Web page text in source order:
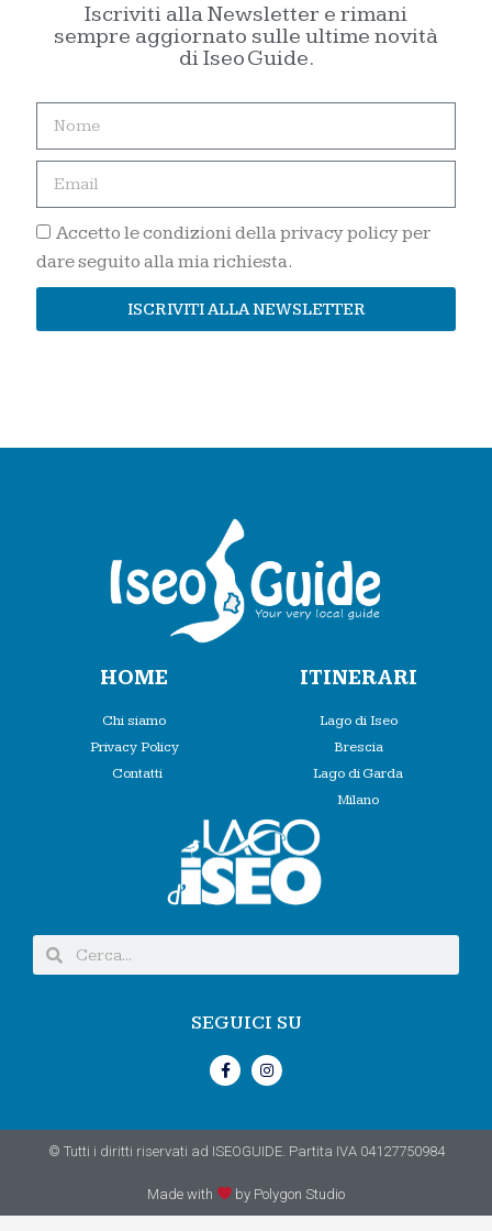
Iscriviti alla Newsletter e rimani
sempre aggiornato sulle ultime novità
di Iseo Guide.
Accetto le condizioni della privacy policy per
dare seguito alla mia richiesta.
ISCRIVITI ALLA NEWSLETTER
HOME
Chi siamo
Privacy Policy
Contatti
ITINERARI
Lago di Iseo
Brescia
Lago di Garda
Milano
SEGUICI SU
© Tutti i diritti riservati ad ISEOGUIDE. Partita IVA 04127750984
Made with by Polygon Studio